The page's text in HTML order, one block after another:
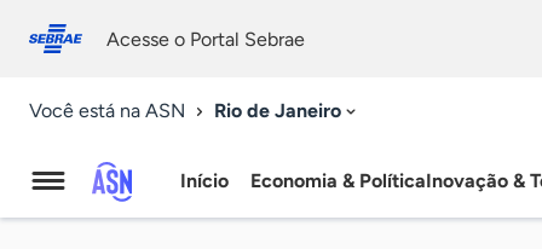
conosco
Acesse o Portal Sebrae
Você está na ASN Rio de Janeiro
Agência
Início Economia & PolíticaInovação &